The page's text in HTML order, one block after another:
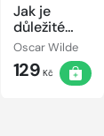
Jak je
důležité
míti Filipa
Oscar Wilde
129 Kč